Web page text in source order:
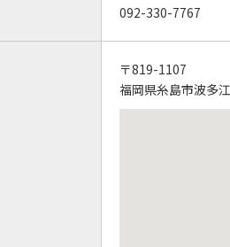
092-330-7767
〒819-1107
福岡県糸島市波多